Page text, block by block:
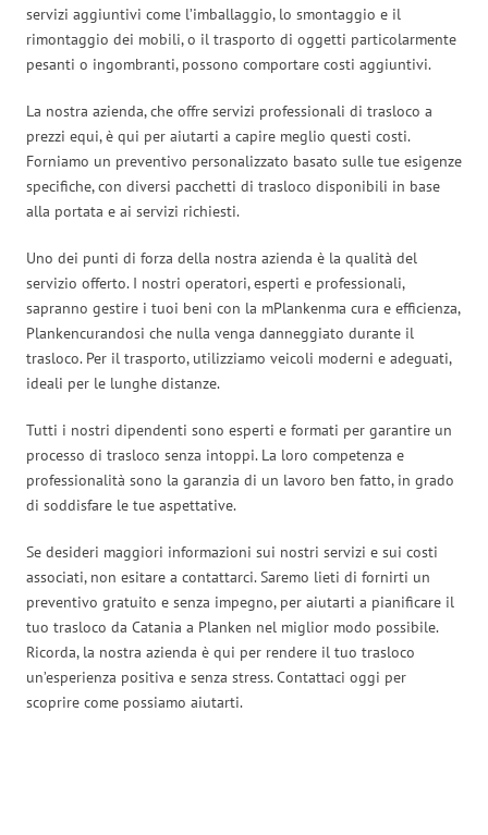
servizi aggiuntivi come l’imballaggio, lo smontaggio e il
rimontaggio dei mobili, o il trasporto di oggetti particolarmente
pesanti o ingombranti, possono comportare costi aggiuntivi.
La nostra azienda, che offre servizi professionali di trasloco a
prezzi equi, è qui per aiutarti a capire meglio questi costi.
Forniamo un preventivo personalizzato basato sulle tue esigenze
specifiche, con diversi pacchetti di trasloco disponibili in base
alla portata e ai servizi richiesti.
Uno dei punti di forza della nostra azienda è la qualità del
servizio offerto. I nostri operatori, esperti e professionali,
sapranno gestire i tuoi beni con la mPlankenma cura e efficienza,
Plankencurandosi che nulla venga danneggiato durante il
trasloco. Per il trasporto, utilizziamo veicoli moderni e adeguati,
ideali per le lunghe distanze.
Tutti i nostri dipendenti sono esperti e formati per garantire un
processo di trasloco senza intoppi. La loro competenza e
professionalità sono la garanzia di un lavoro ben fatto, in grado
di soddisfare le tue aspettative.
Se desideri maggiori informazioni sui nostri servizi e sui costi
associati, non esitare a contattarci. Saremo lieti di fornirti un
preventivo gratuito e senza impegno, per aiutarti a pianificare il
tuo trasloco da Catania a Planken nel miglior modo possibile.
Ricorda, la nostra azienda è qui per rendere il tuo trasloco
un’esperienza positiva e senza stress. Contattaci oggi per
scoprire come possiamo aiutarti.